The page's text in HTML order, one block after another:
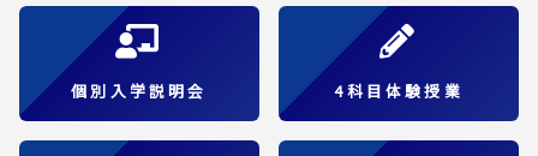
個別入学説明会 4科目体験授業